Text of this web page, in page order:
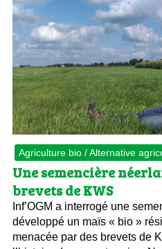
Agriculture bio / Alternative
Une semencière
brevets de KWS
Inf’OGM a interrogé une
développé un maïs « bio »
menacée par des brevets de